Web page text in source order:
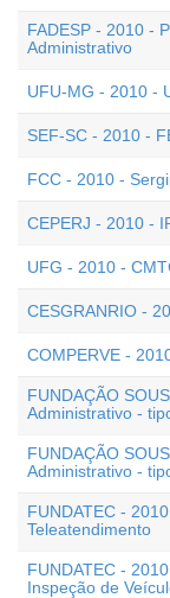
FADESP - 2010 -
Administrativo
UFU-MG - 2010 -
SEF-SC - 2010 -
FCC - 2010 -
CEPERJ - 2010 -
UFG - 2010 -
CESGRANRIO -
COMPERVE -
FUNDAÇÃO
Administrativo -
FUNDAÇÃO
Administrativo -
FUNDATEC -
Teleatendimento
FUNDATEC -
Inspeção de